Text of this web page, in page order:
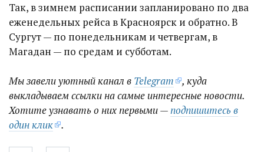
Так, в зимнем расписании запланировано по два
еженедельных рейса в Красноярск и обратно. В
Сургут — по понедельникам и четвергам, в
Магадан — по средам и субботам.
Мы завели уютный канал в Telegram
, куда
выкладываем ссылки на самые интересные новости.
Хотите узнавать о них первыми —подпишитесь в
один клик
.